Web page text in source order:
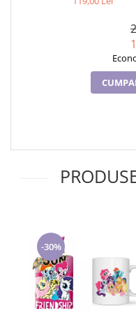
Cadouri pentru Doctori
-30%